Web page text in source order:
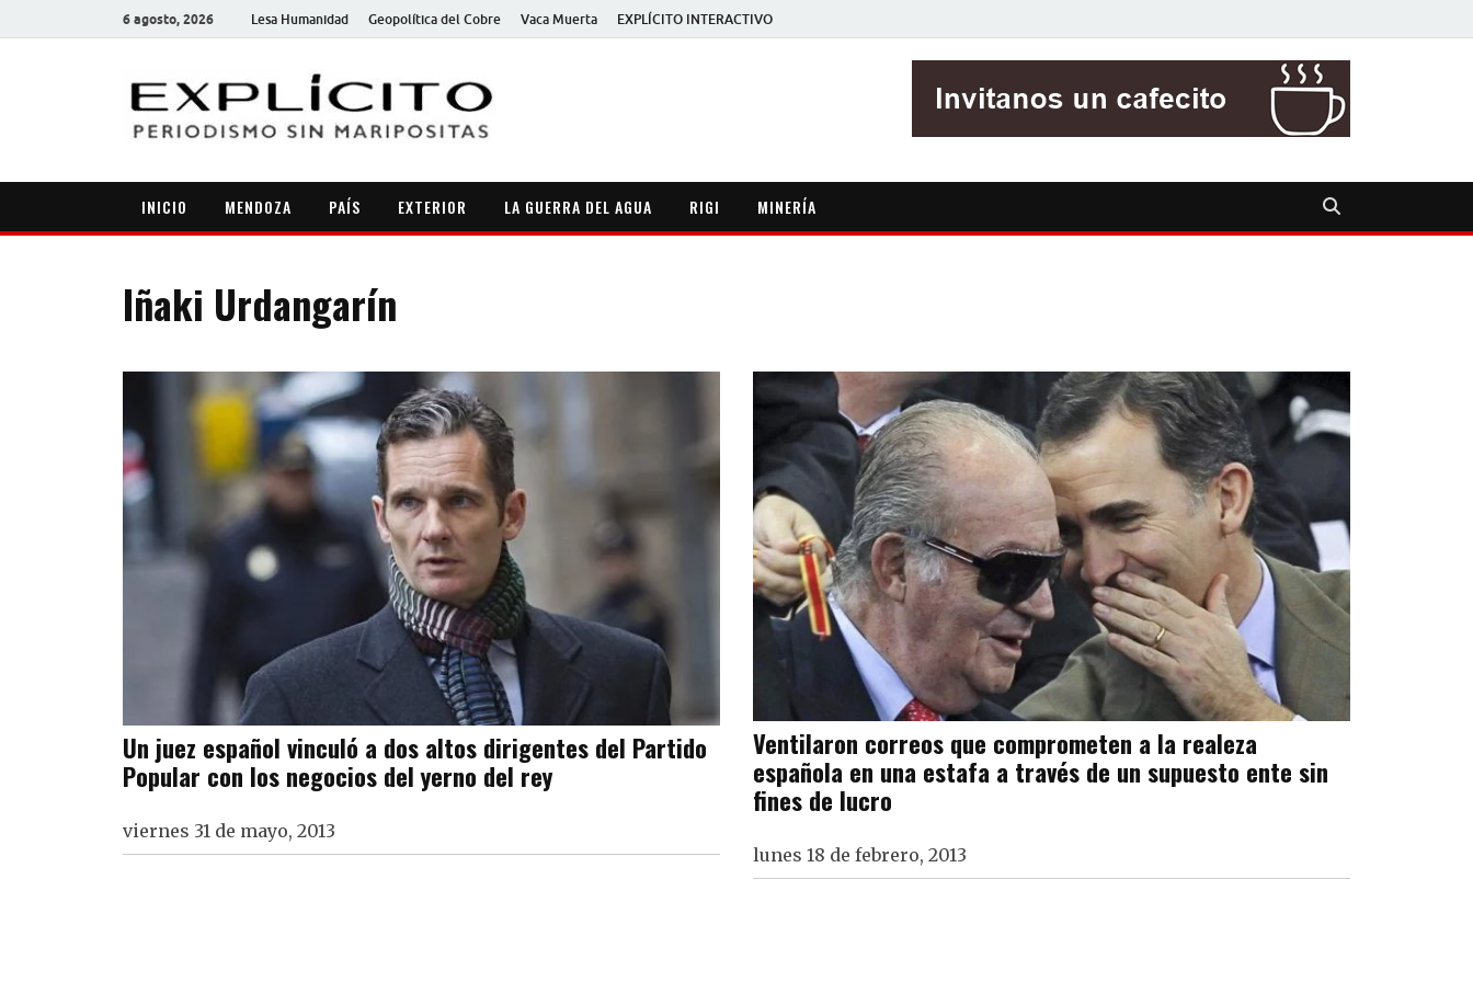
6 agosto, 2026 Lesa Humanidad Geopolítica del Cobre Vaca Muerta EXPLÍCITO INTERACTIVO
INICIO MENDOZA PAÍS EXTERIOR LA GUERRA DEL AGUA RIGI MINERÍA
Iñaki Urdangarín
Un juez español vinculó a dos altos dirigentes del Partido
Popular con los negocios del yerno del rey
viernes 31 de mayo, 2013
Ventilaron correos que comprometen a la realeza
española en una estafa a través de un supuesto ente sin
fines de lucro
lunes 18 de febrero, 2013